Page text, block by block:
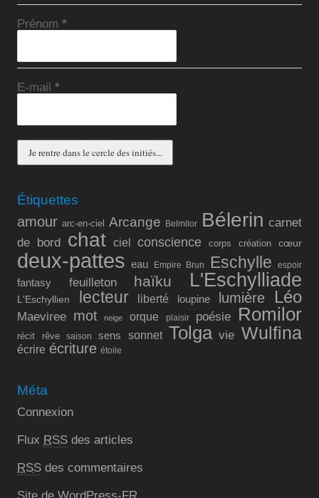
Prénom*
E-mail*
Étiquettes
amour arc-en-ciel Arcange Belmilor Bélerin carnet
de bord chat ciel conscience corps création cœur
deux-pattes eau Empire Brun Eschylle espoir
fantasy feuilleton haïku L'Eschylliade
L'Eschyllien lecteur liberté loupine lumière Léo
Maeviree mot neige orque plaisir poésie Romilor
récit rêve saison sens sonnet Tolga vie Wulfina
écrire écriture étoile
Méta
Connexion
Flux RSS des articles
RSS des commentaires
Site de WordPress-FR